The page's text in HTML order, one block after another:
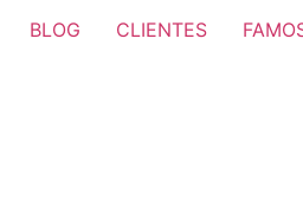
BLOG CLIENTES